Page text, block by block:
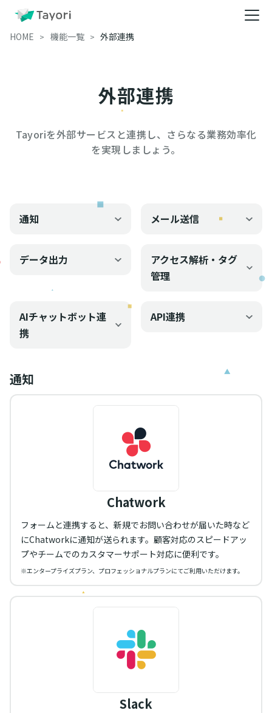
HOME 機能一覧 外部連携
外部連携
Tayoriを外部サービスと連携し、さらなる業務効率化
を実現しましょう。
通知 メール送信
データ出力
アクセス解析・タグ
管理
AIチャットボット連
携
API連携
通知
Chatwork
フォームと連携すると、新規でお問い合わせが届いた時など
にChatworkに通知が送られます。顧客対応のスピードアッ
プやチームでのカスタマーサポート対応に便利です。
※エンタープライズプラン、プロフェッショナルプランにてご利用いただけます。
Slack